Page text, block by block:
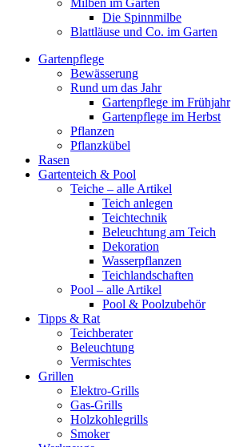
Die Spinnmilbe
Blattläuse und Co. im Garten
Gartenpflege
Bewässerung
Rund um das Jahr
Gartenpflege im Frühjahr
Gartenpflege im Herbst
Pflanzen
Pflanzkübel
Rasen
Gartenteich & Pool
Teiche – alle Artikel
Teich anlegen
Teichtechnik
Beleuchtung am Teich
Dekoration
Wasserpflanzen
Teichlandschaften
Pool – alle Artikel
Pool & Poolzubehör
Tipps & Rat
Teichberater
Beleuchtung
Vermischtes
Grillen
Elektro-Grills
Gas-Grills
Holzkohlegrills
Smoker